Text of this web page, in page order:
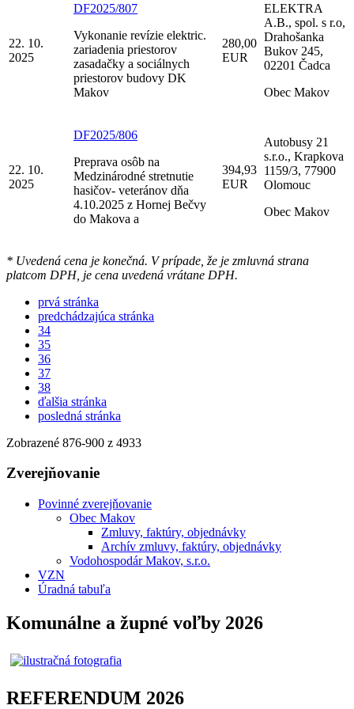
22. 10.
2025
DF2025/807
Vykonanie revízie elektric.
zariadenia priestorov
zasadačky a sociálnych
priestorov budovy DK
Makov
280,00
EUR
ELEKTRA
A.B., spol. s r.o,
Drahošanka
Bukov 245,
02201 Čadca
Obec Makov
22. 10.
2025
DF2025/806
Preprava osôb na
Medzinárodné stretnutie
hasičov- veteránov dňa
4.10.2025 z Hornej Bečvy
do Makova a
394,93
EUR
Autobusy 21
s.r.o., Krapkova
1159/3, 77900
Olomouc
Obec Makov
* Uvedená cena je konečná. V prípade, že je zmluvná strana
platcom DPH, je cena uvedená vrátane DPH.
prvá stránka
predchádzajúca stránka
34
35
36
37
38
ďalšia stránka
posledná stránka
Zobrazené 876-900 z 4933
Zverejňovanie
Povinné zverejňovanie
Obec Makov
Zmluvy, faktúry, objednávky
Archív zmluvy, faktúry, objednávky
Vodohospodár Makov, s.r.o.
VZN
Úradná tabuľa
Komunálne a župné voľby 2026
REFERENDUM 2026